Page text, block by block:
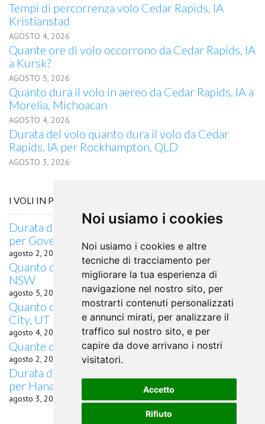
Noi usiamo i cookies
Noi usiamo i cookies e altre
tecniche di tracciamento per
migliorare la tua esperienza di
navigazione nel nostro sito, per
mostrarti contenuti personalizzati
e annunci mirati, per analizzare il
traffico sul nostro sito, e per
capire da dove arrivano i nostri
visitatori.
Accetto
Rifiuto
Tempi di percorrenza volo Cedar Rapids, IA
Kristianstad
AGOSTO 4, 2026
Quante ore di volo occorrono da Cedar Rapids, IA
a Kursk?
AGOSTO 5, 2026
Quanto dura il volo in aereo da Cedar Rapids, IA a
Morelia, Michoacan
AGOSTO 4, 2026
Durata del volo quanto dura il volo da Cedar
Rapids, IA per Rockhampton, QLD
AGOSTO 3, 2026
I VOLI IN PARTENZA DA CURITIBA
Durata del volo Quanto dura il volo da Curitiba
per Governador Valadares
agosto 2, 2026
Quanto dura il volo in aereo da Curitiba a Taree,
NSW
agosto 5, 2026
Quanto dura il volo in aereo da Curitiba a Cedar
City, UT
agosto 4, 2026
Quante ore di volo da Curitiba a Kastoria?
agosto 2, 2026
Durata del volo quanto dura il volo da Curitiba
per Hanamaki
agosto 3, 2026